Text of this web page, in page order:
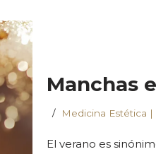
Manchas
Medicina Estética |
El verano es